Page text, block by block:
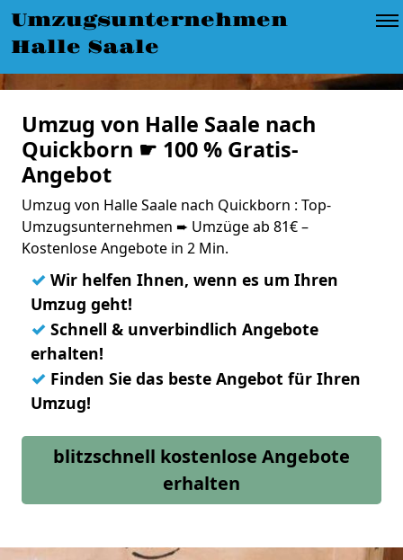
Umzugsunternehmen
Halle Saale
Umzug von Halle Saale nach
Quickborn ☛ 100 % Gratis-
Angebot
Umzug von Halle Saale nach Quickborn : Top-
Umzugsunternehmen ➨ Umzüge ab 81€ –
Kostenlose Angebote in 2 Min.
✓ Wir helfen Ihnen, wenn es um Ihren
Umzug geht!
✓ Schnell & unverbindlich Angebote
erhalten!
✓ Finden Sie das beste Angebot für Ihren
Umzug!
blitzschnell kostenlose Angebote
erhalten